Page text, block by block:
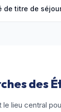
de titre de
des
le lieu central